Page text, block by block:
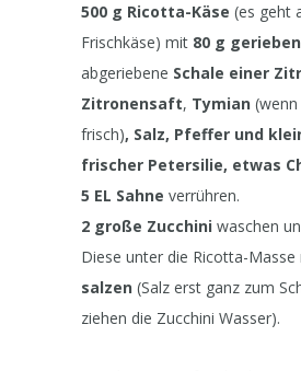
500 g Ricotta-Käse (es geht
Frischkäse) mit 80 g
abgeriebene Schale einer
Zitronensaft, Tymian
frisch), Salz, Pfeffer und
frischer Petersilie, etwas
5 EL Sahne verrühren.
2 große Zucchini waschen
Diese unter die Ricotta-Masse
salzen (Salz erst ganz zum
ziehen die Zucchini Wasser).